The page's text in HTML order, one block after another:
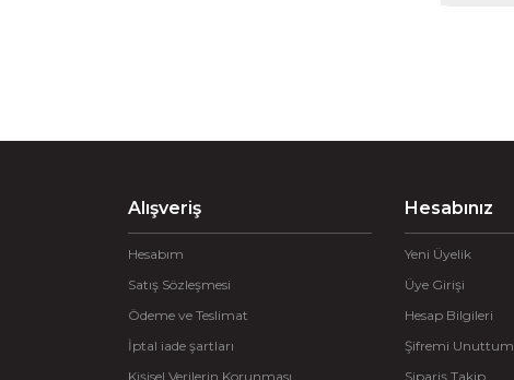
Alışveriş
Hesabım
Satış Sözleşmesi
Ödeme ve Teslimat
İptal iade şartları
Kişisel Verilerin Korunması
Hesabınız
Yeni Üyelik
Üye Girişi
Hesap Bilgileri
Şifremi Unuttum
Sipariş Takip